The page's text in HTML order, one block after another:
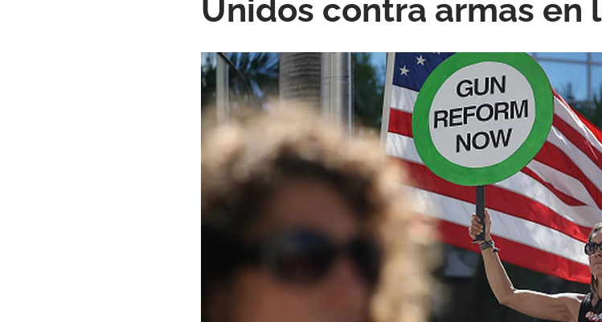
Unidos contra armas en